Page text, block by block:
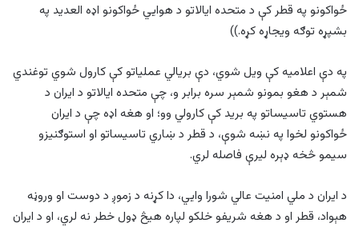
ځواکونو په قطر کې د متحده ایالاتو د هوايي ځواکونو اډه العدید په
بشپړه توګه ویجاړه کړه.))
په دې اعلامیه کې ویل شوي، دې بریالي عملیاتو کې کارول شوي توغندي
شمېر د هغو بمونو شمېر سره برابر و، چې متحده ایالاتو د ایران د
هستوي تاسیساتو په برید کې کارولي وو؛ او هغه اډه چې د ایران
ځواکونو لخوا په نښه شوې، د قطر د ښاري تاسیساتو او استوګنیزو
سیمو څخه ډېره لیرې فاصله لري.
د ایران د ملي امنیت عالي شورا وایي، دا کړنه د زموږ د دوست او وروڼه
هېواد، قطر او د هغه شریفو خلکو لپاره هیڅ ډول خطر نه لري، او د ایران